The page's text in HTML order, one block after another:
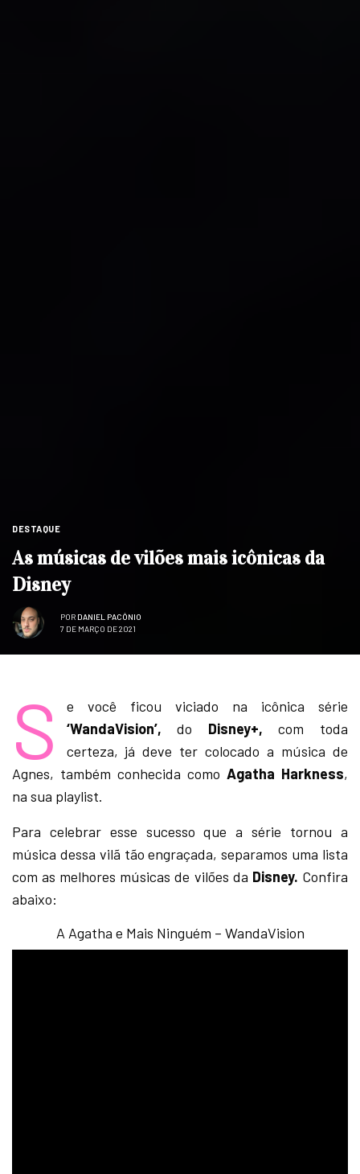
DESTAQUE
As músicas de vilões mais icônicas da
Disney
POR DANIEL PACÔNIO
7 DE MARÇO DE 2021
S
e você ficou viciado na icônica série
‘WandaVision’, do Disney+, com toda
certeza, já deve ter colocado a música de
Agnes, também conhecida como Agatha Harkness,
na sua playlist.
Para celebrar esse sucesso que a série tornou a
música dessa vilã tão engraçada, separamos uma lista
com as melhores músicas de vilões da Disney. Confira
abaixo:
A Agatha e Mais Ninguém – WandaVision